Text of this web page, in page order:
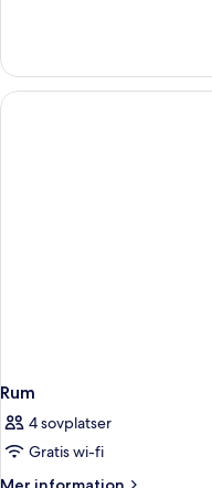
Rum
4 sovplatser
Gratis wi-fi
Mer